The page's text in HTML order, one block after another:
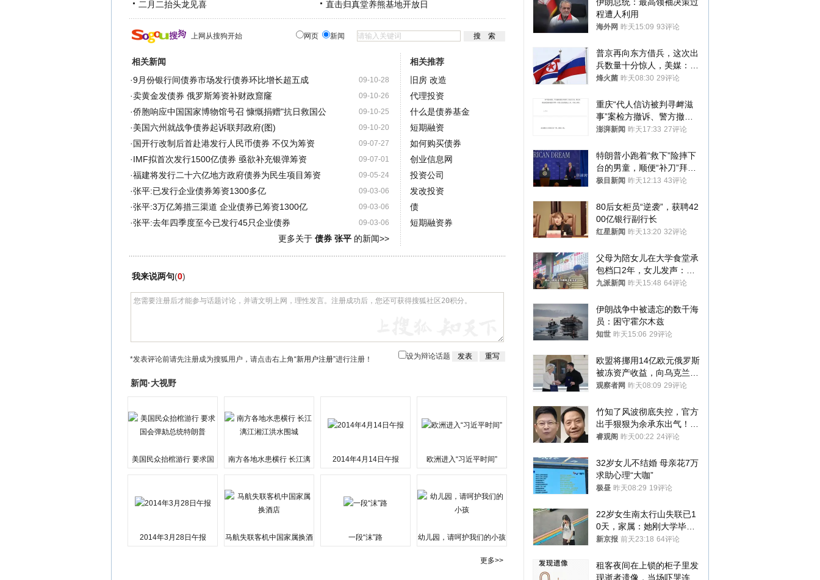
二月二抬头龙见喜 直击归真堂养熊基地开放日
上网从搜狗开始 网页 新闻
相关新闻
09-10-28
·9月份银行间债券市场发行债券环比增长超五成
09-10-26
·卖黄金发债券 俄罗斯筹资补财政窟窿
09-10-25
·侨胞响应中国国家博物馆号召 慷慨捐赠"抗日救国公
09-10-20
·美国六州就战争债券起诉联邦政府(图)
09-07-27
· 国开行改制后首赴港发行人民币债券 不仅为筹资
09-07-01
·IMF拟首次发行1500亿债券 亟欲补充银弹筹资
09-05-24
·福建将发行二十六亿地方政府债券为民生项目筹资
09-03-06
·张平:已发行企业债券筹资1300多亿
09-03-06
·张平:3万亿筹措三渠道 企业债券已筹资1300亿
09-03-06
·张平:去年四季度至今已发行45只企业债券
更多关于 债券 张平的新闻>>
相关推荐
旧房 改造
代理投资
什么是债券基金
短期融资
如何购买债券
创业信息网
投资公司
发改投资
债
短期融资券
我来说两句(0)
*发表评论前请先注册成为搜狐用户，请点击右上角“新用户注册”进行注册！ 设为辩论话题
新闻·大视野
美国民众抬棺游行 要求国
南方各地水患横行 长江漓
2014年4月14日午报 欧洲进入“习近平时间”
2014年3月28日午报
马航失联客机中国家属换酒
一段“沫”路 幼儿园，请呵护我们的小孩
更多>>
程遭人利用
海外网 昨天15:09 93评论
普京再向东方借兵，这次出
兵数量十分惊人，美媒：俄
朝要动真格？
烽火菌 昨天08:30 29评论
重庆“代人信访被判寻衅滋
事”案检方撤诉、警方撤
案，两被告人获国赔
澎湃新闻 昨天17:33 27评论
特朗普小跑着“救下”险摔下
台的男童，顺便“补刀”拜
登：“我可不想他像拜登一
极目新闻 昨天12:13 43评论
80后女柜员“逆袭”，获聘42
00亿银行副行长
红星新闻 昨天13:20 32评论
父母为陪女儿在大学食堂承
包档口2年，女儿发声：初
衷是为了陪伴，毕业后将不
九派新闻 昨天15:48 64评论
伊朗战争中被遗忘的数千海
员：困守霍尔木兹
知世 昨天15:06 29评论
欧盟将挪用14亿欧元俄罗斯
被冻资产收益，向乌克兰提
供援助
观察者网 昨天08:09 29评论
竹知了风波彻底失控，官方
出手狠狠为余承东出气！雷
军果然没说错
睿观阁 昨天00:22 24评论
32岁女儿不结婚 母亲花7万
求助心理“大咖”
极昼 昨天08:29 19评论
22岁女生南太行山失联已1
0天，家属：她刚大学毕业
想到山里旅行
新京报 前天23:18 64评论
租客夜间在上锁的柜子里发
现逝者遗像，当场吓哭连夜